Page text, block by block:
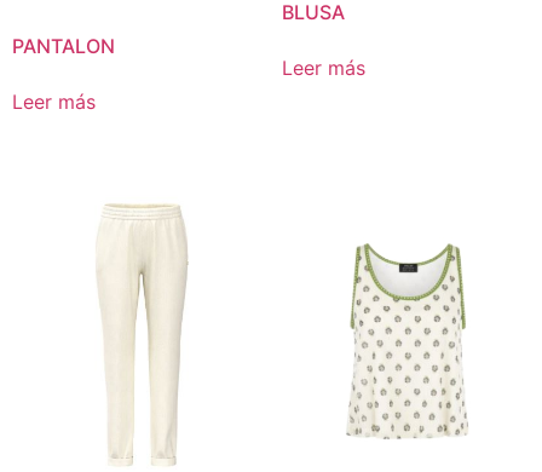
PANTALON
Leer más
BLUSA
Leer más